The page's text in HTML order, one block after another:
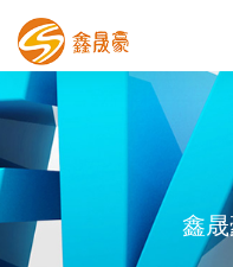
鑫晟豪首页
产品中心
工程案例
膜结构车棚
污水池反吊膜加盖
鑫晟豪资讯
关于鑫晟豪
联系鑫晟豪
鑫